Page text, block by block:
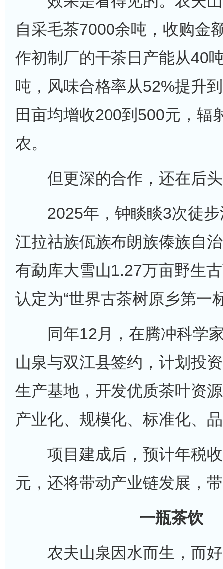
自采毛茶7000余吨，收购金
作初制厂的干茶日产能从40
吨，风味合格率从52%提升
田亩均增收200到500元，辐
农。
但更深的合作，还在后
2025年，钟睒睒3次徒步
江拉祜族佤族布朗族傣族自
有勐库大雪山1.27万亩野生
认定为“世界古茶树原乡第一
同年12月，在腾冲科学家
山泉与双江县签约，计划投
生产基地，开发优质茶叶资
产业化、规模化、标准化、
项目建成后，预计年税收
元，还将带动产业链发展，
一瓶茶饮
农夫山泉因水而生，而好